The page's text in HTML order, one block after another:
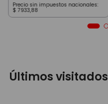
Precio sin impuestos nacionales:
$ 7933,88
Últimos visitados